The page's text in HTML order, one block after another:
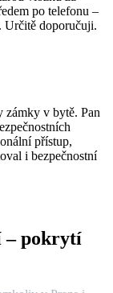
po telefonu –
Určitě doporučuji.
zámky v bytě. Pan
přístup,
i bezpečnostní
– pokrytí